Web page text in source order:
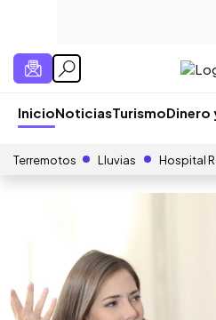
InicioNoticiasTurismoDinero
Terremotos Lluvias Hospital